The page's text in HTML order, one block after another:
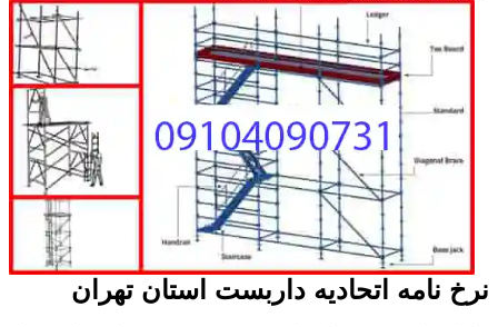
نرخ نامه اتحادیه داربست استان تهران